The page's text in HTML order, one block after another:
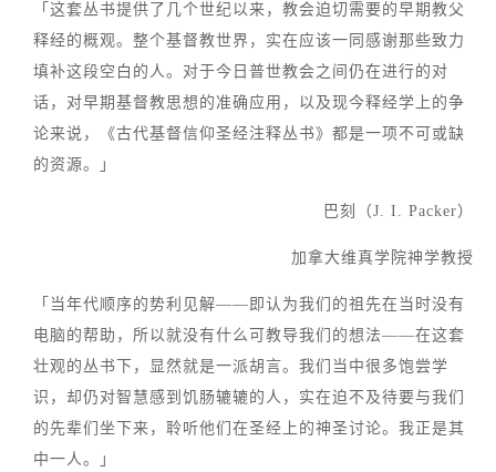
「这套丛书提供了几个世纪以来，教会迫切需要的早期教父
释经的概观。整个基督教世界，实在应该一同感谢那些致力
填补这段空白的人。对于今日普世教会之间仍在进行的对
话，对早期基督教思想的准确应用，以及现今释经学上的争
论来说，《古代基督信仰圣经注释丛书》都是一项不可或缺
的资源。」
巴刻（J. I. Packer）
加拿大维真学院神学教授
「当年代顺序的势利见解——即认为我们的祖先在当时没有
电脑的帮助，所以就没有什么可教导我们的想法——在这套
壮观的丛书下，显然就是一派胡言。我们当中很多饱尝学
识，却仍对智慧感到饥肠辘辘的人，实在迫不及待要与我们
的先辈们坐下来，聆听他们在圣经上的神圣讨论。我正是其
中一人。」